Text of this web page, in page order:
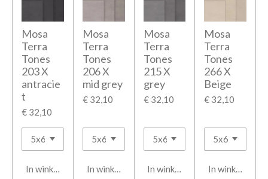
Mosa
Terra
Tones
203 X
antracie
t
€ 32,10
In winkelwagen
Mosa
Terra
Tones
206 X
mid grey
€ 32,10
In winkelwagen
Mosa
Terra
Tones
215 X
grey
€ 32,10
In winkelwagen
Mosa
Terra
Tones
266 X
Beige
€ 32,10
In